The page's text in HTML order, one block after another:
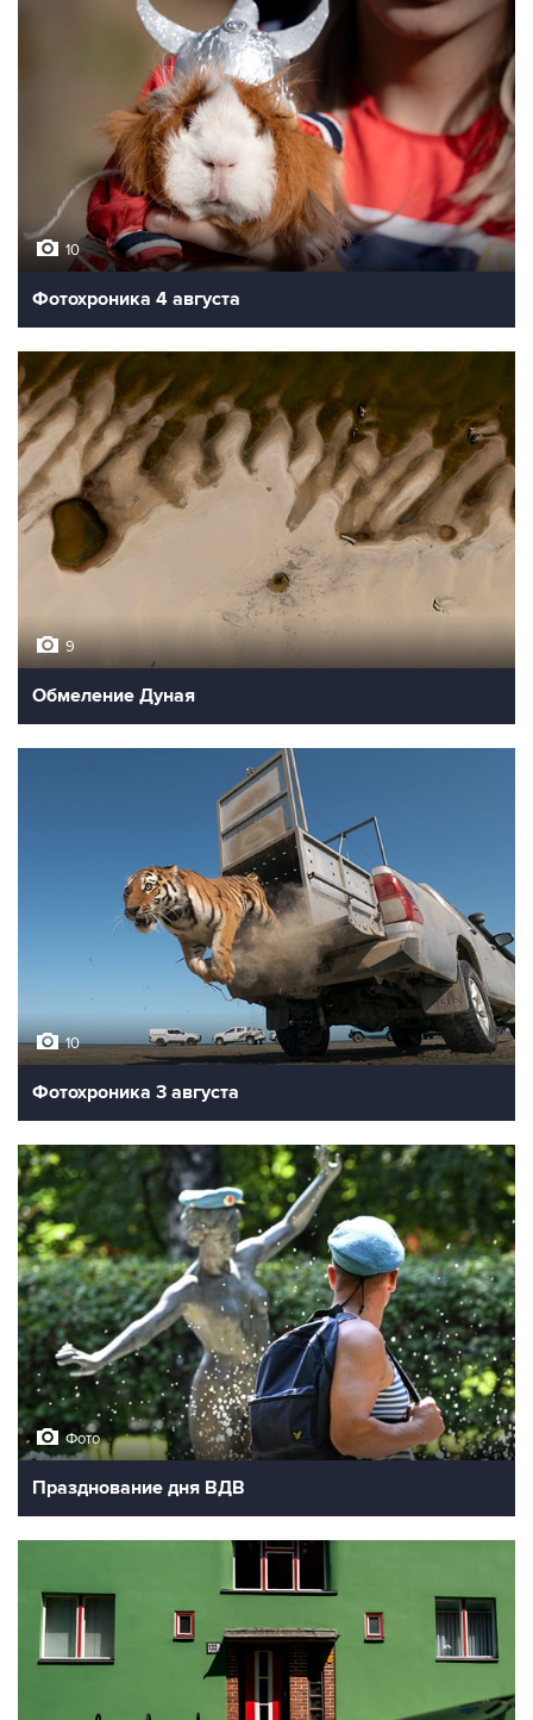
10
Фотохроника 4 августа
9
Обмеление Дуная
10
Фотохроника 3 августа
Фото
Празднование дня ВДВ